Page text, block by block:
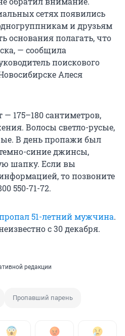
сетях появились
и друзьям
основания полагать, что
— сообщила
поискового
Алеся
175–180 сантиметров,
Волосы светло-русые,
В день пропажи был
синие джинсы,
шапку. Если вы
то позвоните
550-71-72.
51-летний мужчина.
с 30 декабря.
редакции
Пропавший парень